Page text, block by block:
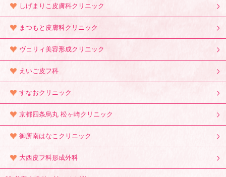
しげまりこ皮膚科クリニック
まつもと皮膚科クリニック
ヴェリィ美容形成クリニック
えいご皮フ科
すなおクリニック
京都四条烏丸 松ヶ崎クリニック
御所南はなこクリニック
大西皮フ科形成外科